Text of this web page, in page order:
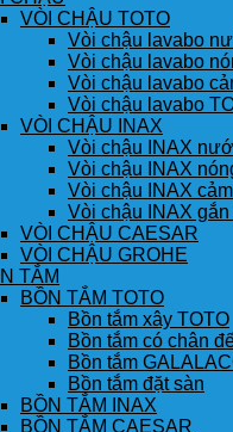
VÒI CHẬU TOTO
Vòi chậu lavabo
Vòi chậu lavabo
Vòi chậu lavabo
Vòi chậu lavabo
VÒI CHẬU INAX
Vòi chậu INAX
Vòi chậu INAX
Vòi chậu INAX
Vòi chậu INAX
VÒI CHẬU CAESAR
VÒI CHẬU GROHE
TẮM
BỒN TẮM TOTO
Bồn tắm xây TOTO
Bồn tắm có chân
Bồn tắm
Bồn tắm đặt sàn
BỒN TẮM INAX
BỒN TẮM CAESAR